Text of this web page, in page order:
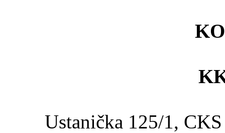
Ustanička 125/1,